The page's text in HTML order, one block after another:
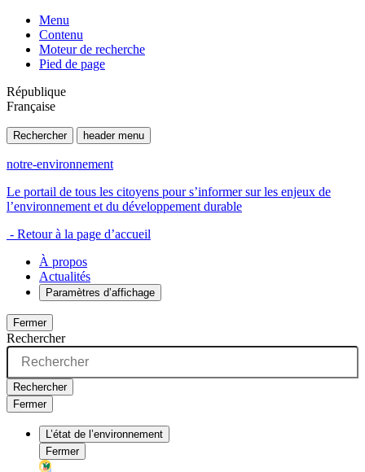
Menu
Contenu
Moteur de recherche
Pied de page
République
Française
Rechercher header menu
notre-environnement
Le portail de tous les citoyens pour s’informer sur les enjeux de
l’environnement et du développement durable
- Retour à la page d’accueil
À propos
Actualités
Paramètres d’affichage
Fermer
Rechercher
Rechercher
Fermer
L’état de l’environnement
Fermer